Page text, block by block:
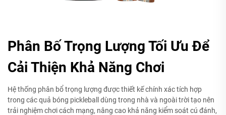
Phân Bố Trọng Lượng Tối Ưu Để
Cải Thiện Khả Năng Chơi
Hệ thống phân bổ trọng lượng được thiết kế chính xác tích hợp
trong các quả bóng pickleball dùng trong nhà và ngoài trời tạo nên
trải nghiệm chơi cách mạng, nâng cao khả năng kiểm soát cú đánh,